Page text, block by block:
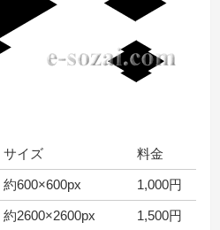
サイズ 料金
約600×600px 1,000円
約2600×2600px 1,500円